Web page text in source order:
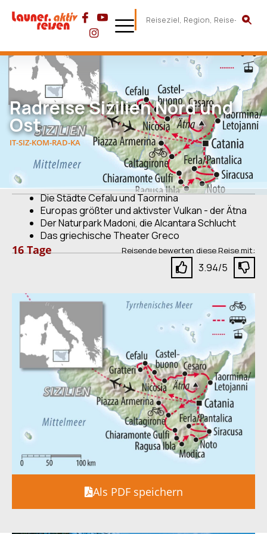
Radreise Sizilien Nord und
Ost
IT-SIZ-KOM-RAD-KA
Die Städte Cefalu und Taormina
Europas größter und aktivster Vulkan - der Ätna
Der Naturpark Madoni, die Alcantara Schlucht
Das griechische Theater Greco
16 Tage Reisende bewerten diese Reise mit:
3.94/5
Als PDF speichern